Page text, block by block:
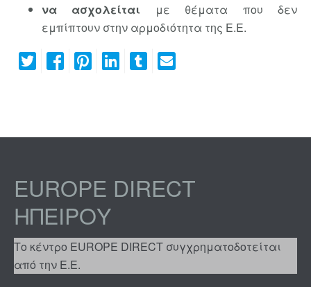
να ασχολείται με θέματα που δεν
εμπίπτουν στην αρμοδιότητα της Ε.Ε.
EUROPE DIRECT
ΗΠΕΊΡΟΥ
Το κέντρο EUROPE DIRECT συγχρηματοδοτείται
από την Ε.Ε.